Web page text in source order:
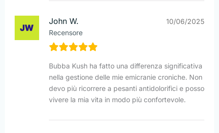
John W.
Recensore
10/06/2025
Bubba Kush ha fatto una differenza significativa
nella gestione delle mie emicranie croniche. Non
devo più ricorrere a pesanti antidolorifici e posso
vivere la mia vita in modo più confortevole.